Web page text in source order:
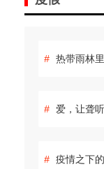
# 热带雨林
# 爱，让聋
# 疫情之下的